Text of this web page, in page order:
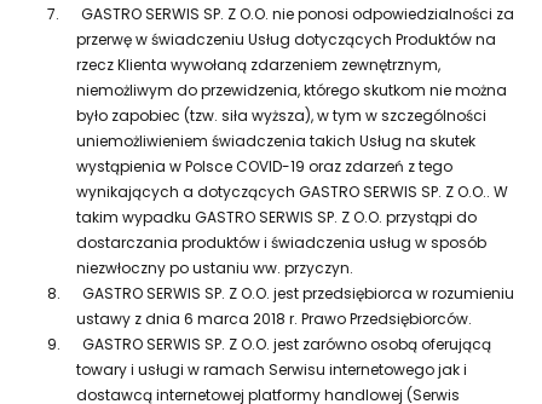
7.
GASTRO SERWIS SP. Z O.O. nie ponosi odpowiedzialności za
przerwę w świadczeniu Usług dotyczących Produktów na
rzecz Klienta wywołaną zdarzeniem zewnętrznym,
niemożliwym do przewidzenia, którego skutkom nie można
było zapobiec (tzw. siła wyższa), w tym w szczególności
uniemożliwieniem świadczenia takich Usług na skutek
wystąpienia w Polsce COVID-19 oraz zdarzeń z tego
wynikających a dotyczących GASTRO SERWIS SP. Z O.O.. W
takim wypadku GASTRO SERWIS SP. Z O.O. przystąpi do
dostarczania produktów i świadczenia usług w sposób
niezwłoczny po ustaniu ww. przyczyn.
8.
GASTRO SERWIS SP. Z O.O. jest przedsiębiorca w rozumieniu
ustawy z dnia 6 marca 2018 r. Prawo Przedsiębiorców.
9.
GASTRO SERWIS SP. Z O.O. jest zarówno osobą oferującą
towary i usługi w ramach Serwisu internetowego jak i
dostawcą internetowej platformy handlowej (Serwis